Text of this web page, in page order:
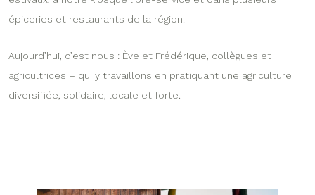
épiceries et restaurants de la région.
Aujourd’hui, c’est nous : Ève et Frédérique, collègues et
agricultrices – qui y travaillons en pratiquant une agriculture
diversifiée, solidaire, locale et forte.